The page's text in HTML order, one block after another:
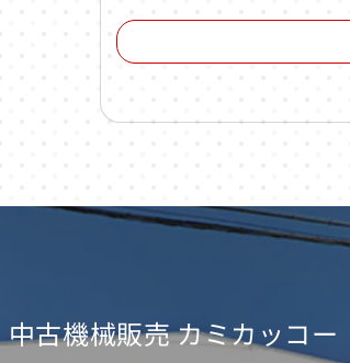
中古機械販売 カミカッコー